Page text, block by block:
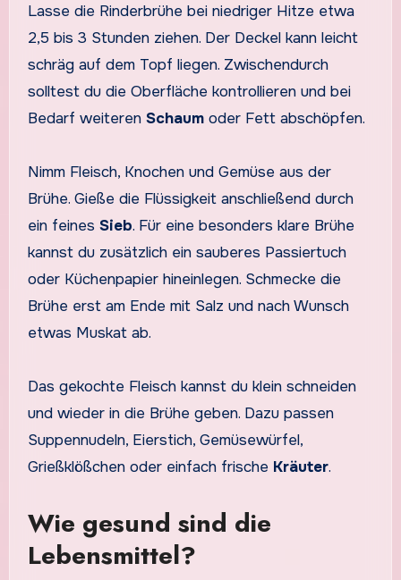
Lasse die Rinderbrühe bei niedriger Hitze etwa
2,5 bis 3 Stunden ziehen. Der Deckel kann leicht
schräg auf dem Topf liegen. Zwischendurch
solltest du die Oberfläche kontrollieren und bei
Bedarf weiteren Schaumoder Fett abschöpfen.
Nimm Fleisch, Knochen und Gemüse aus der
Brühe. Gieße die Flüssigkeit anschließend durch
ein feines Sieb. Für eine besonders klare Brühe
kannst du zusätzlich ein sauberes Passiertuch
oder Küchenpapier hineinlegen. Schmecke die
Brühe erst am Ende mit Salz und nach Wunsch
etwas Muskat ab.
Das gekochte Fleisch kannst du klein schneiden
und wieder in die Brühe geben. Dazu passen
Suppennudeln, Eierstich, Gemüsewürfel,
Grießklößchen oder einfach frische Kräuter.
Wie gesund sind die
Lebensmittel?